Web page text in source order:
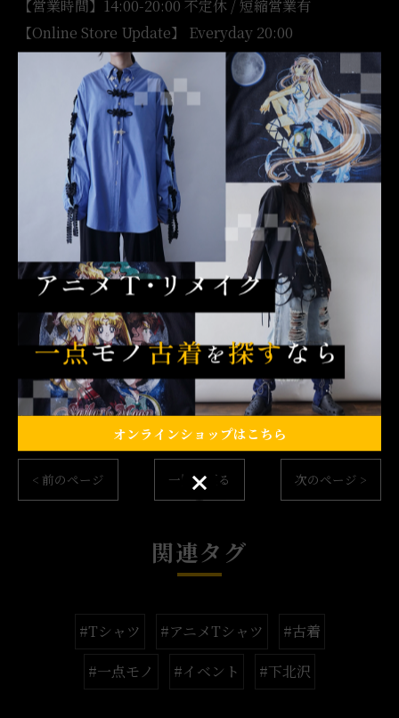
【営業時間】14:00-20:00 不定休 / 短縮営業有
【Online Store Update】 Everyday 20:00
【Worldwide】 @tsukigasa.jp
※画像の無断転載等は、固くお断りいたします
#Tシャツ #アニメTシャツ #Y2K
#古着 #一点モノ #イベント #下北沢 #下北沢古着屋
#otakufashion #animeTee
コアなファンにも刺さるアニメTシャツ
アニメTシャツ等
のY2Kデザイン
Tシャツ Y2K
< 前のページ 一覧に戻る 次のページ >
関連タグ
#Tシャツ #アニメTシャツ
#古着
#一点モノ
#イベント #下北沢
オンラインショップはこちら
オンラインショップはこちら